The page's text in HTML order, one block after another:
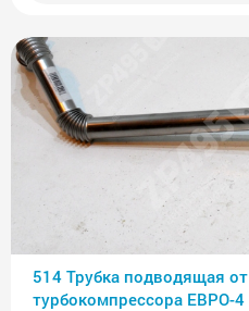
514 Трубка подводящая от
турбокомпрессора ЕВРО-4